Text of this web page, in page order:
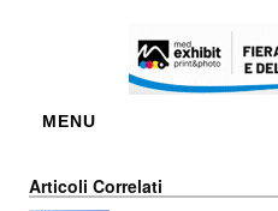
MENU
Articoli Correlati